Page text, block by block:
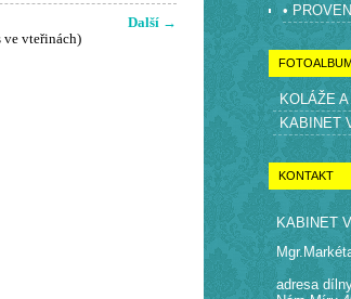
Další →
ve vteřinách)
•
KOLÁŽE
KABINET
KONTAKT
KABINET
adresa